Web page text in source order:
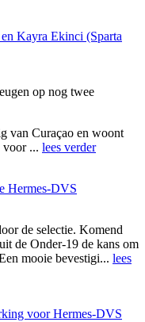
Kayra Ekinci (Sparta
op nog twee
van Curaçao en woont
voor ... lees verder
Hermes-DVS
de selectie. Komend
de Onder-19 de kans om
mooie bevestigi... lees
voor Hermes-DVS